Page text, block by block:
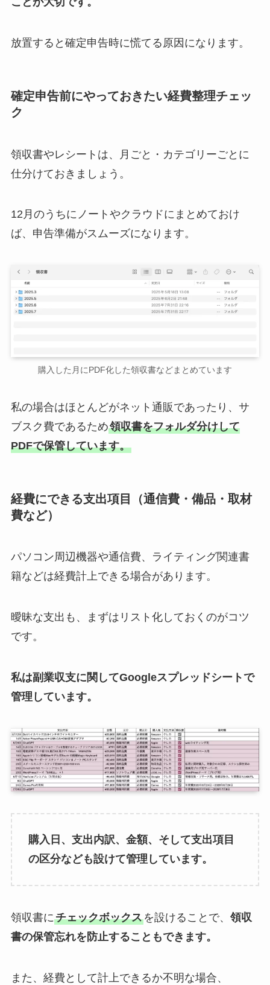
放置すると確定申告時に慌てる原因になります。
確定申告前にやっておきたい経費整理チェッ
ク
領収書やレシートは、月ごと・カテゴリーごとに
仕分けておきましょう。
12月のうちにノートやクラウドにまとめておけ
ば、申告準備がスムーズになります。
購入した月にPDF化した領収書などまとめています
私の場合はほとんどがネット通販であったり、サ
ブスク費であるため領収書をフォルダ分けして
PDFで保管しています。
経費にできる支出項目（通信費・備品・取材
費など）
パソコン周辺機器や通信費、ライティング関連書
籍などは経費計上できる場合があります。
曖昧な支出も、まずはリスト化しておくのがコツ
です。
私は副業収支に関してGoogleスプレッドシートで
管理しています。
購入日、支出内訳、金額、そして支出項目
の区分なども設けて管理しています。
領収書にチェックボックスを設けることで、 領収
書の保管忘れを防止することもできます。
また、経費として計上できるか不明な場合、